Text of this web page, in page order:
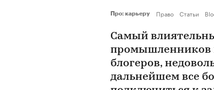
Про: карьеру Право Статьи
Самый
промышленников
блогеров,
дальнейшем все